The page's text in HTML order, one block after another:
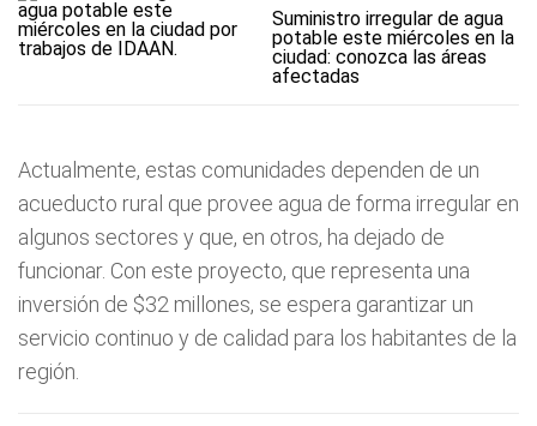
Suministro irregular de agua
potable este miércoles en la
ciudad: conozca las áreas
afectadas
Actualmente, estas comunidades dependen de un
acueducto rural que provee agua de forma irregular en
algunos sectores y que, en otros, ha dejado de
funcionar. Con este proyecto, que representa una
inversión de $32 millones, se espera garantizar un
servicio continuo y de calidad para los habitantes de la
región.